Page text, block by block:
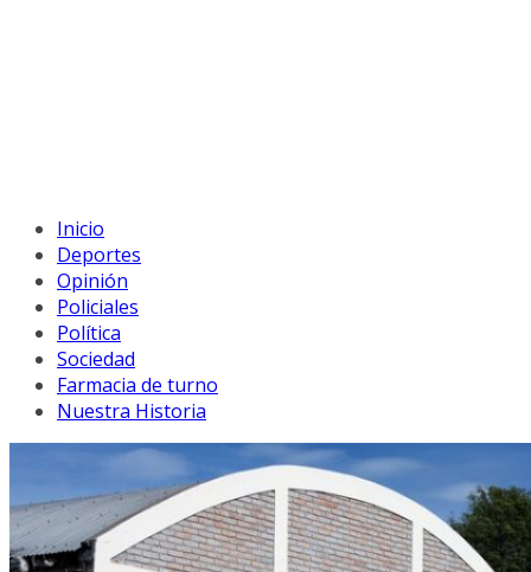
Inicio
Deportes
Opinión
Policiales
Política
Sociedad
Farmacia de turno
Nuestra Historia